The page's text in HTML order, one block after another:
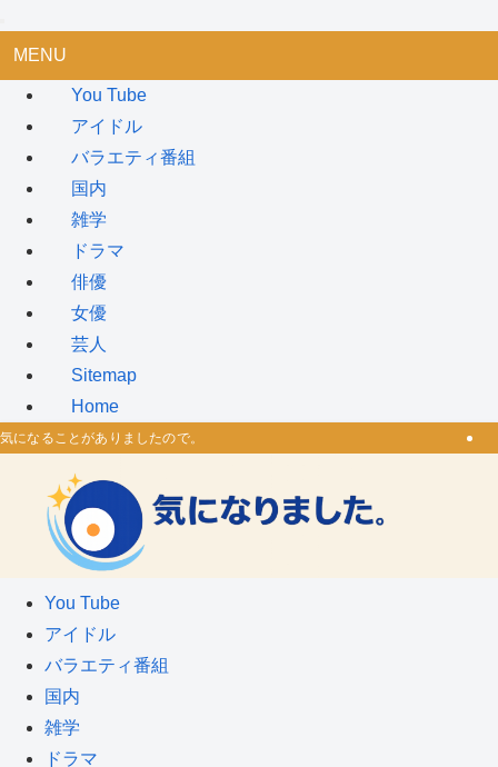
MENU
You Tube
アイドル
バラエティ番組
国内
雑学
ドラマ
俳優
女優
芸人
Sitemap
Home
気になることがありましたので。
You Tube
アイドル
バラエティ番組
国内
雑学
ドラマ